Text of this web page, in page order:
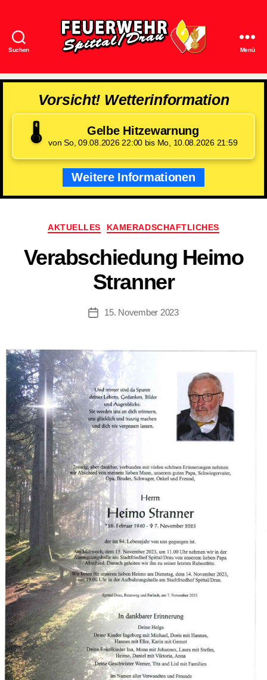
Suchen
Spittal/Drau
Menü
Vorsicht! Wetterinformation
🌡️ Gelbe Hitzewarnung
von So, 09.08.2026 22:00 bis Mo, 10.08.2026 21:59
Weitere Informationen
Kategorien
AKTUELLES KAMERADSCHAFTLICHES
Verabschiedung Heimo
Stranner
Beitragsdatum
15. November 2023